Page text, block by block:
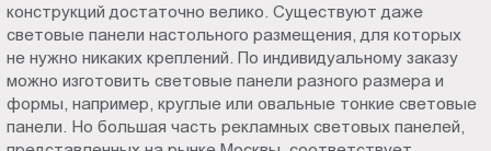
конструкций достаточно велико. Существуют даже
световые панели настольного размещения, для которых
не нужно никаких креплений. По индивидуальному заказу
можно изготовить световые панели разного размера и
формы, например, круглые или овальные тонкие световые
панели. Но большая часть рекламных световых панелей,
Пт.:
9.00-
18.00
Сб.,
Вс.: